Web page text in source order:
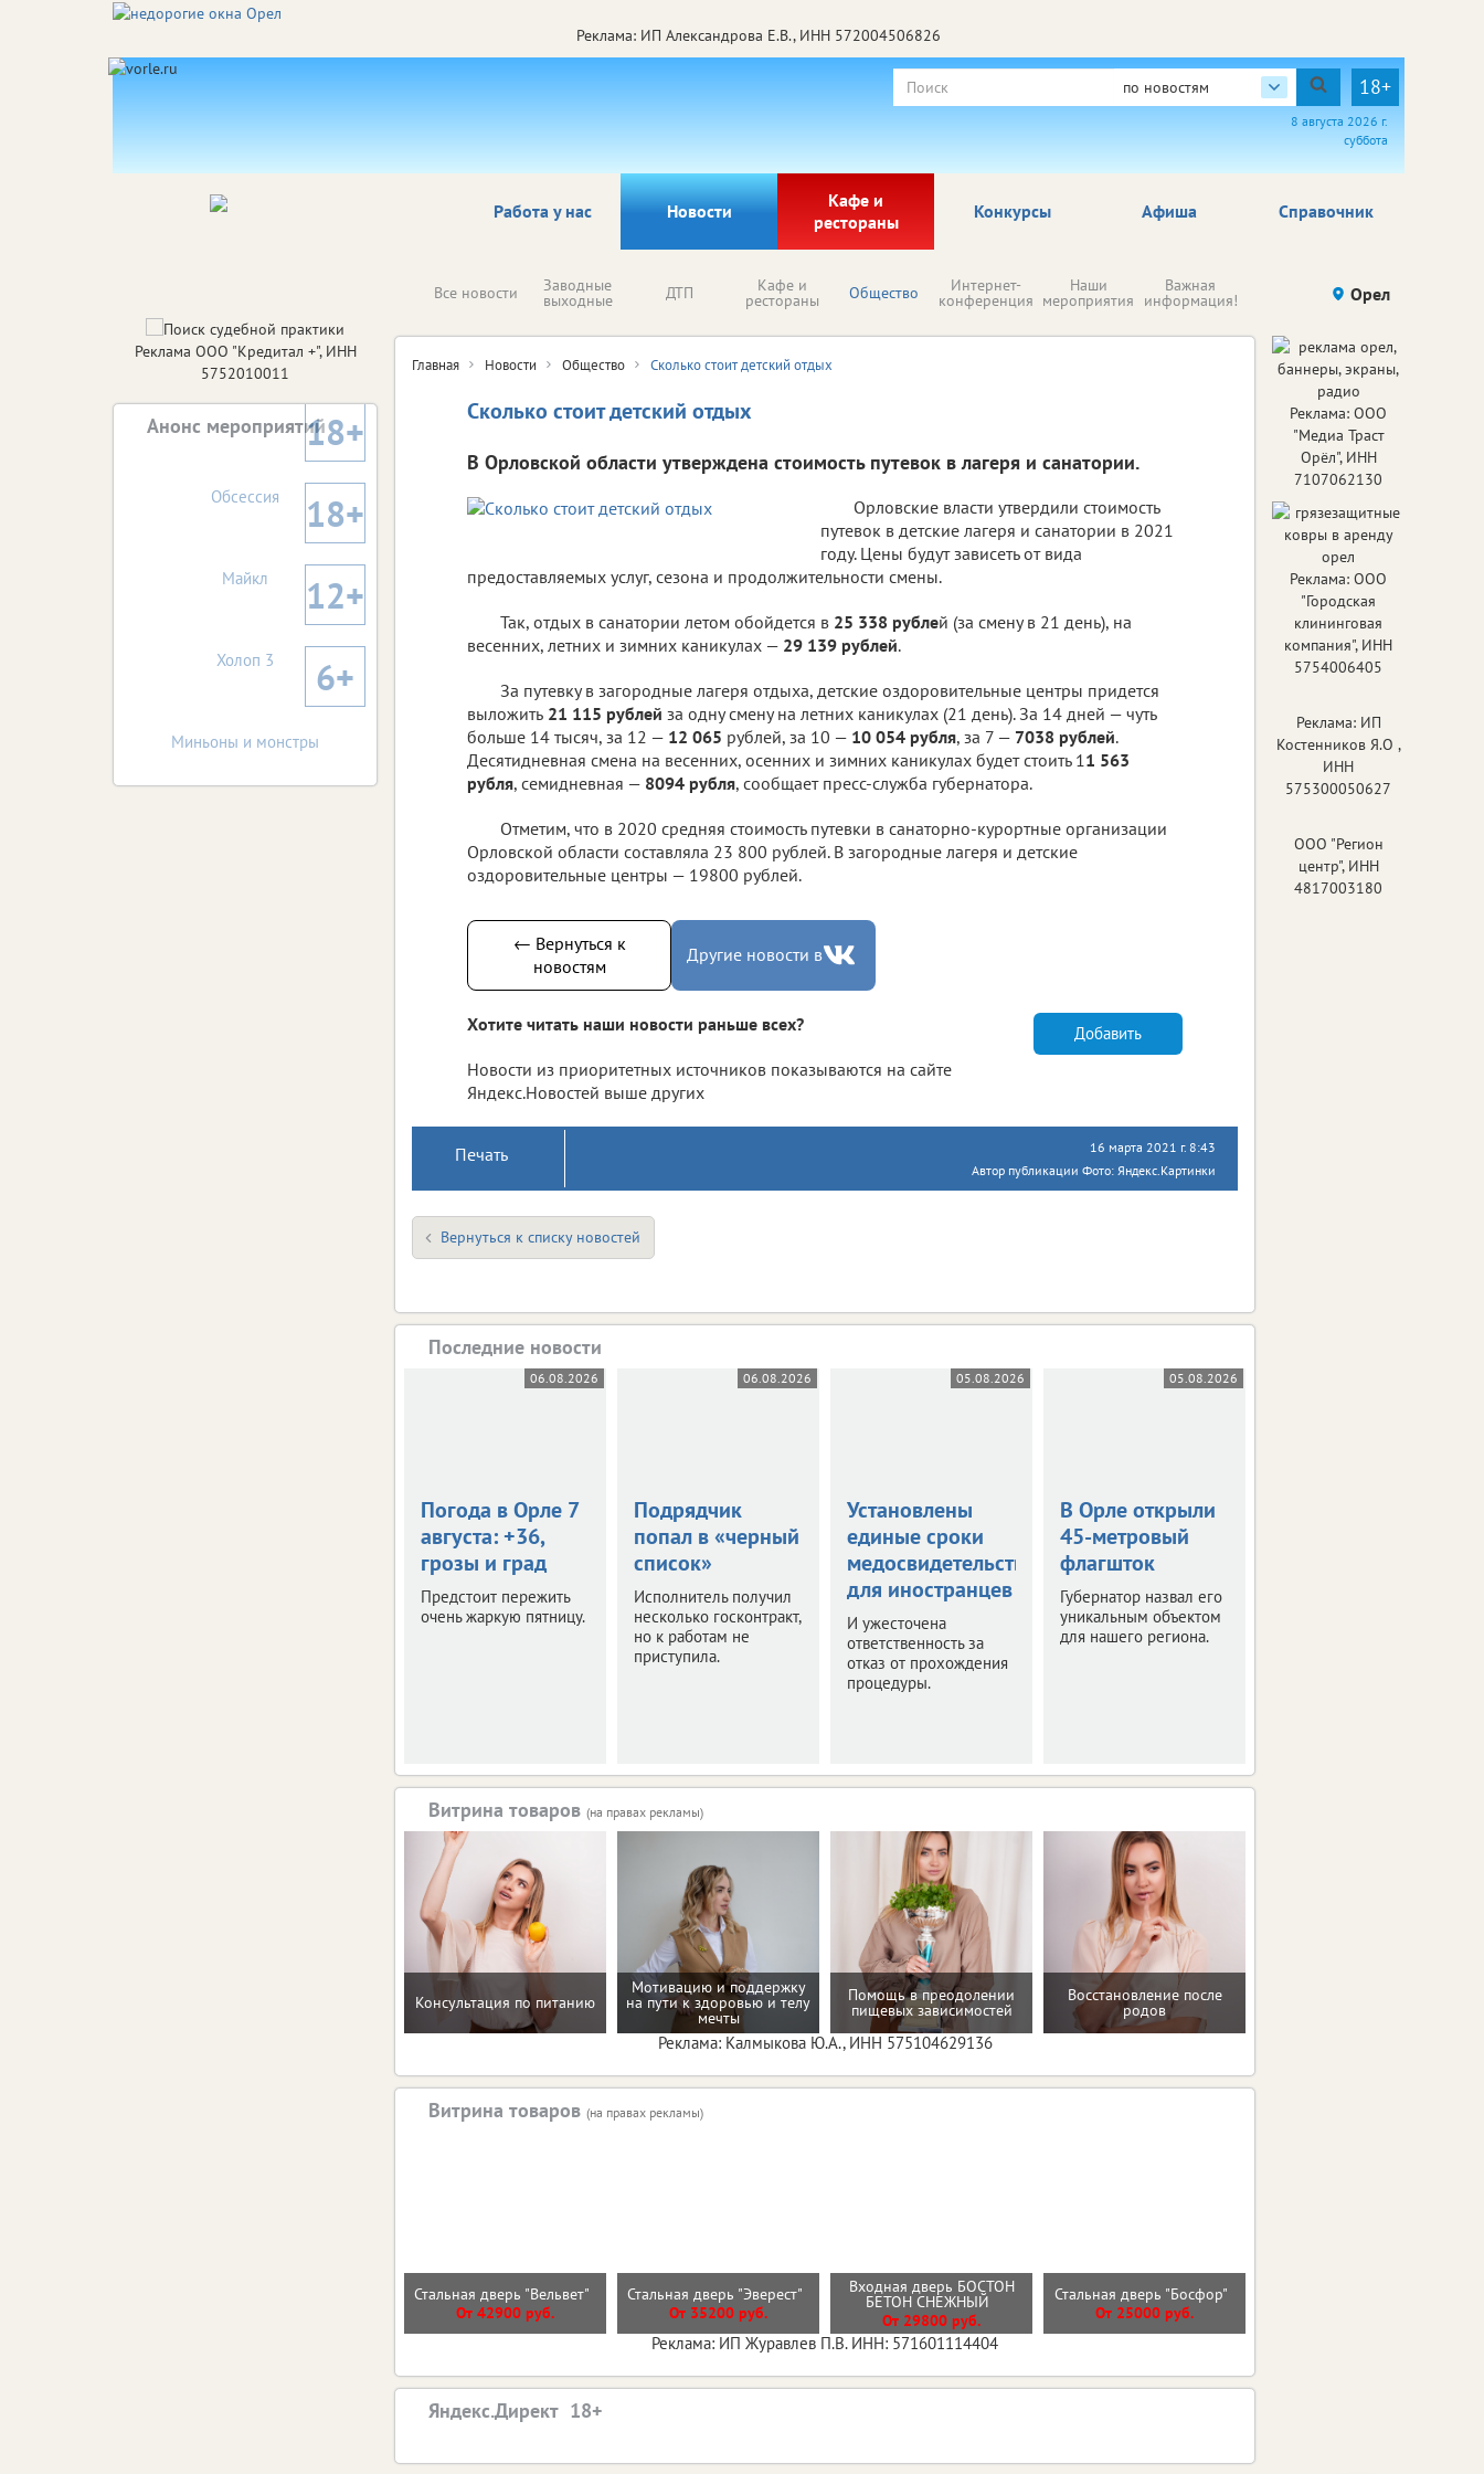
Реклама: ИП Александрова Е.В., ИНН 572004506826
по новостям 18+
8 августа 2026 г.
суббота
Работа у нас Новости
Кафе и
рестораны
Афиша Справочник
Конкурсы
Все новости Заводные
выходные ДТП Кафе и
рестораны Общество Интернет-
конференция
Наши
мероприятия
Важная
информация! Происшествия Здоровье
Орел
Главная Новости Общество Сколько стоит детский отдых
Сколько стоит детский отдых
В Орловской области утверждена стоимость путевок в лагеря и санатории.
Орловские власти утвердили стоимость
путевок в детские лагеря и санатории в 2021
году. Цены будут зависеть от вида
предоставляемых услуг, сезона и продолжительности смены.
Так, отдых в санатории летом обойдется в 25 338 рублей (за смену в 21 день), на
весенних, летних и зимних каникулах — 29 139 рублей.
За путевку в загородные лагеря отдыха, детские оздоровительные центры придется
выложить 21 115 рублей за одну смену на летних каникулах (21 день). За 14 дней — чуть
больше 14 тысяч, за 12 — 12 065 рублей, за 10 — 10 054 рубля, за 7 — 7038 рублей.
Десятидневная смена на весенних, осенних и зимних каникулах будет стоить 1 1 563
рубля, семидневная — 8094 рубля, сообщает пресс-служба губернатора.
Отметим, что в 2020 средняя стоимость путевки в санаторно-курортные организации
Орловской области составляла 23 800 рублей. В загородные лагеря и детские
оздоровительные центры — 19800 рублей.
← Вернуться к
новостям
Другие новости в
Хотите читать наши новости раньше всех?
Новости из приоритетных источников показываются на сайте
Яндекс.Новостей выше других
Добавить
Печать
16 марта 2021 г. 8:43
Автор публикации Фото: Яндекс.Картинки
Вернуться к списку новостей
Последние новости
06.08.2026
Погода в Орле 7
августа: +36,
грозы и град
Предстоит пережить
очень жаркую пятницу.
06.08.2026
Подрядчик
попал в «черный
список»
Исполнитель получил
несколько госконтракт,
но к работам не
приступила.
05.08.2026
Установлены
единые сроки
медосвидетельствования
для иностранцев
И ужесточена
ответственность за
отказ от прохождения
процедуры.
05.08.2026
В Орле открыли
45-метровый
флагшток
Губернатор назвал его
уникальным объектом
для нашего региона.
Витрина товаров (на правах рекламы)
Консультация по питанию
Мотивацию и поддержку
на пути к здоровью и телу
мечты
Помощь в преодолении
пищевых зависимостей
Восстановление после
родов
Реклама: Калмыкова Ю.А., ИНН 575104629136
Витрина товаров (на правах рекламы)
Стальная дверь "Вельвет"
От 42900 руб.
Стальная дверь "Эверест"
От 35200 руб.
Входная дверь БОСТОН
БЕТОН СНЕЖНЫЙ
От 29800 руб.
Стальная дверь "Босфор"
От 25000 руб.
Реклама: ИП Журавлев П.В. ИНН: 571601114404
Яндекс.Директ
Реклама ООО "Кредитал +", ИНН
5752010011
Анонс мероприятий18+
Обсессия 18+
Майкл 12+
Холоп 3 6+
Миньоны и монстры
Реклама: ООО
"Медиа Траст
Орёл", ИНН
7107062130
Реклама: ООО
"Городская
клининговая
компания", ИНН
5754006405
Реклама: ИП
Костенников Я.О ,
ИНН
575300050627
ООО "Регион
центр", ИНН
4817003180